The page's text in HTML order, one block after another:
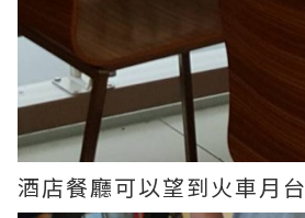
酒店餐廳可以望到火車月台